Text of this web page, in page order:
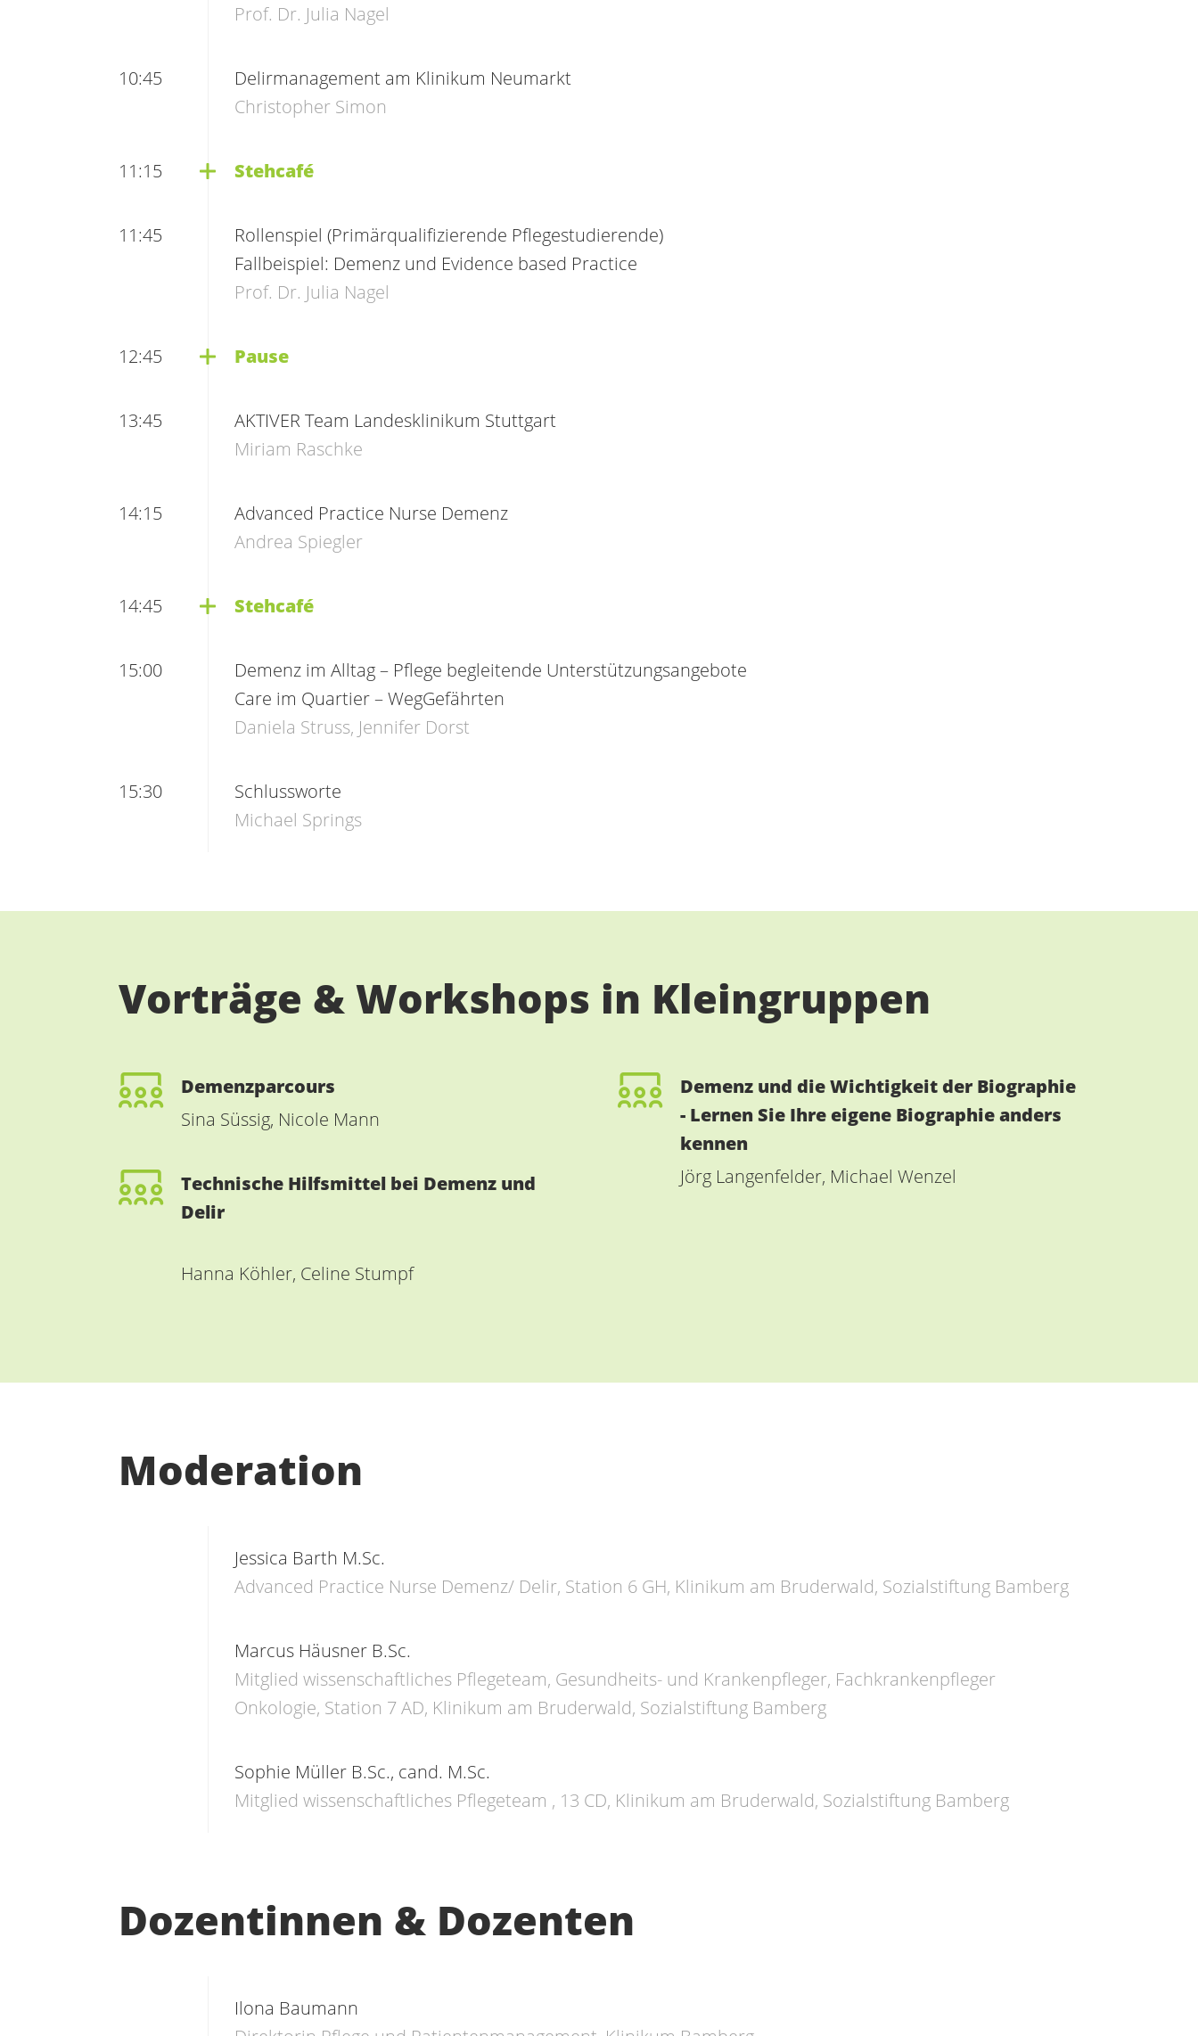
Prof. Dr. Julia Nagel
10:45 Delirmanagement am Klinikum Neumarkt
Christopher Simon
11:15 Stehcafé
11:45
Rollenspiel (Primärqualifizierende Pflegestudierende)
Fallbeispiel: Demenz und Evidence based Practice
Prof. Dr. Julia Nagel
12:45 Pause
13:45
AKTIVER Team Landesklinikum Stuttgart
Miriam Raschke
14:15
Advanced Practice Nurse Demenz
Andrea Spiegler
14:45 Stehcafé
15:00
Demenz im Alltag – Pflege begleitende Unterstützungsangebote
Care im Quartier – WegGefährten
Daniela Struss, Jennifer Dorst
15:30
Schlussworte
Michael Springs
Vorträge & Workshops in Kleingruppen
Demenzparcours
Sina Süssig, Nicole Mann
Technische Hilfsmittel bei Demenz und
Delir
Hanna Köhler, Celine Stumpf
Demenz und die Wichtigkeit der Biographie
- Lernen Sie Ihre eigene Biographie anders
kennen
Jörg Langenfelder, Michael Wenzel
Moderation
Jessica Barth M.Sc.
Advanced Practice Nurse Demenz/ Delir, Station 6 GH, Klinikum am Bruderwald, Sozialstiftung Bamberg
Marcus Häusner B.Sc.
Mitglied wissenschaftliches Pflegeteam, Gesundheits- und Krankenpfleger, Fachkrankenpfleger
Onkologie, Station 7 AD, Klinikum am Bruderwald, Sozialstiftung Bamberg
Sophie Müller B.Sc., cand. M.Sc.
Mitglied wissenschaftliches Pflegeteam , 13 CD, Klinikum am Bruderwald, Sozialstiftung Bamberg
Dozentinnen & Dozenten
Ilona Baumann